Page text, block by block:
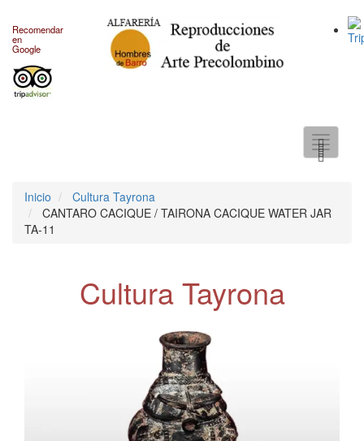
Recomendar
en
Google
Toggle
Inicio
Cultura Tayrona
CANTARO CACIQUE / TAIRONA CACIQUE WATER JAR
TA-11
Cultura Tayrona